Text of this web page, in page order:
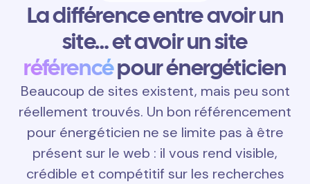
La différence entre avoir un
site… et avoir un site
référencépour énergéticien
Beaucoup de sites existent, mais peu sont
réellement trouvés. Un bon référencement
pour énergéticien ne se limite pas à être
présent sur le web : il vous rend visible,
crédible et compétitif sur les recherches